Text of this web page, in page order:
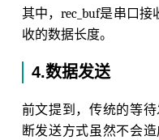
其中，rec_buf是串口接
收的数据长度。
4.数据发送
前文提到，传统的等
断发送方式虽然不会